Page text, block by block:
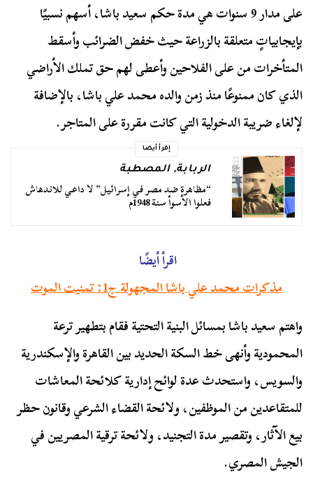
على مدار 9 سنوات هي مدة حكم سعيد باشا، أسهم نسبيًا
بإيجابياتٍ متعلقة بالزراعة حيث خفض الضرائب وأسقط
المتأخرات من على الفلاحين وأعطى لهم حق تملك الأراضي
الذي كان ممنوعًا منذ زمن والده محمد علي باشا، بالإضافة
لإلغاء ضريبة الدخولية التي كانت مقررة على المتاجر.
إقرأ أيضا
الربابة,المصطبة
“مظاهرة ضد مصر في إسرائيل” لا داعي للاندهاش
فعلوا الأسوأ سنة 1948م
اقرأ أيضًا
مذكرات محمد علي باشا المجهولة ج1: تمنيت الموت
واهتم سعيد باشا بمسائل البنية التحتية فقام بتطهير ترعة
المحمودية وأنهى خط السكة الحديد بين القاهرة والإسكندرية
والسويس، واستحدث عدة لوائح إدارية كلائحة المعاشات
للمتقاعدين من الموظفين، ولائحة القضاء الشرعي وقانون حظر
بيع الآثار، وتقصير مدة التجنيد، ولائحة ترقية المصريين في
الجيش المصري.